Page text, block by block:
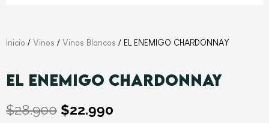
Inicio / Vinos / Vinos Blancos / EL ENEMIGO CHARDONNAY
EL ENEMIGO CHARDONNAY
$28.900 El
$22.990